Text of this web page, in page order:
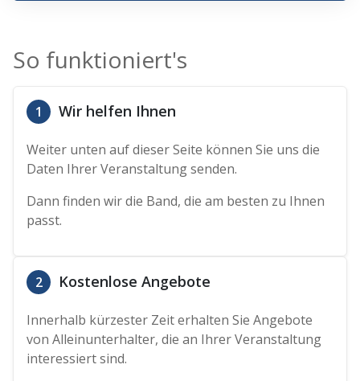
So funktioniert's
1 Wir helfen Ihnen
Weiter unten auf dieser Seite können Sie uns die
Daten Ihrer Veranstaltung senden.
Dann finden wir die Band, die am besten zu Ihnen
passt.
2 Kostenlose Angebote
Innerhalb kürzester Zeit erhalten Sie Angebote
von Alleinunterhalter, die an Ihrer Veranstaltung
interessiert sind.